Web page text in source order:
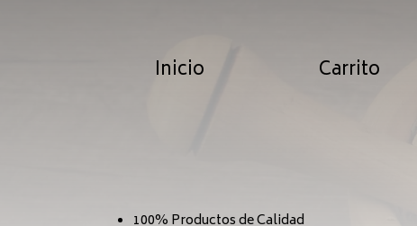
Inicio Carrito
100% Productos de Calidad